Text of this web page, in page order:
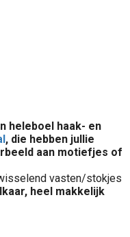
heleboel haak- en
, die hebben jullie
aan motiefjes of
vasten/stokjes
heel makkelijk